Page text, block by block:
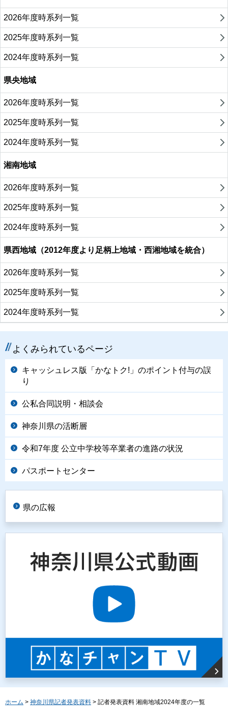
2026年度時系列一覧
2025年度時系列一覧
2024年度時系列一覧
県央地域
2026年度時系列一覧
2025年度時系列一覧
2024年度時系列一覧
湘南地域
2026年度時系列一覧
2025年度時系列一覧
2024年度時系列一覧
県西地域（2012年度より足柄上地域・西湘地域を統合）
2026年度時系列一覧
2025年度時系列一覧
2024年度時系列一覧
よくみられているページ
キャッシュレス版「かなトク!」のポイント付与の誤
り
公私合同説明・相談会
神奈川県の活断層
令和7年度 公立中学校等卒業者の進路の状況
パスポートセンター
県の広報
ホーム > 神奈川県記者発表資料 > 記者発表資料 湘南地域2024年度の一覧